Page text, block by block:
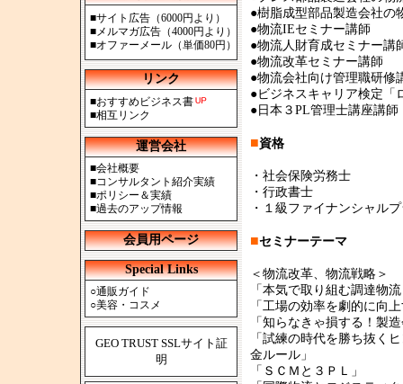
■サイト広告（6000円より）
■メルマガ広告（4000円より）
■オファーメール（単価80円）
リンク
■おすすめビジネス書
■相互リンク
運営会社
■会社概要
■コンサルタント紹介実績
■ポリシー＆実績
■過去のアップ情報
会員用ページ
Special Links
○通販ガイド
○美容・コスメ
GEO TRUST SSLサイト証
明
●樹脂成型部品製造会社の
●物流IEセミナー講師
●物流人財育成セミナー講
●物流改革セミナー講師
●物流会社向け管理職研修
●ビジネスキャリア検定「
●日本３PL管理士講座講師
■資格
・社会保険労務士
・行政書士
・１級ファイナンシャル
■セミナーテーマ
＜物流改革、物流戦略＞
「本気で取り組む調達物
「工場の効率を劇的に向
「知らなきゃ損する！製
「試練の時代を勝ち抜く
金ルール」
「ＳＣＭと３ＰＬ」